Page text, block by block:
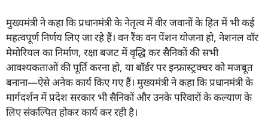
मुख्यमंत्री ने कहा कि प्रधानमंत्री के नेतृत्व में वीर जवानों के हित में भी कई
महत्वपूर्ण निर्णय लिए जा रहे हैं। वन रैंक वन पेंशन योजना हो, नेशनल वॉर
मेमोरियल का निर्माण, रक्षा बजट में वृद्धि कर सैनिकों की सभी
आवश्यकताओं की पूर्ति करना हो, या बॉर्डर पर इन्फ्रास्ट्रक्चर को मजबूत
बनाना—ऐसे अनेक कार्य किए गए हैं। मुख्यमंत्री ने कहा कि प्रधानमंत्री के
मार्गदर्शन में प्रदेश सरकार भी सैनिकों और उनके परिवारों के कल्याण के
लिए संकल्पित होकर कार्य कर रही है।